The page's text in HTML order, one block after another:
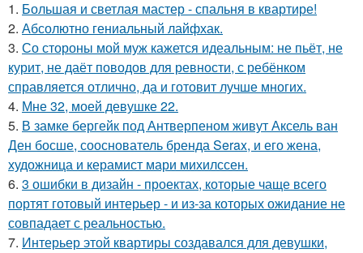
1. Большая и светлая мастер - спальня в квартире!
2. Абсолютно гениальный лайфхак.
3. Со стороны мой муж кажется идеальным: не пьёт, не
курит, не даёт поводов для ревности, с ребёнком
справляется отлично, да и готовит лучше многих.
4. Мне 32, моей девушке 22.
5. В замке бергейк под Антверпеном живут Аксель ван
Ден босше, сооснователь бренда Serax, и его жена,
художница и керамист мари михилссен.
6. 3 ошибки в дизайн - проектах, которые чаще всего
портят готовый интерьер - и из-за которых ожидание не
совпадает с реальностью.
7. Интерьер этой квартиры создавался для девушки,